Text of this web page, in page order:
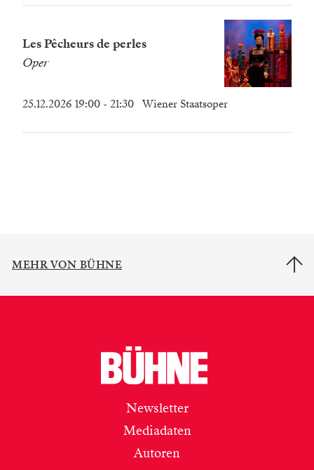
Les Pêcheurs de perles
Oper
25.12.2026 19:00 - 21:30 Wiener Staatsoper
MEHR VON BÜHNE
Newsletter
Mediadaten
Autoren